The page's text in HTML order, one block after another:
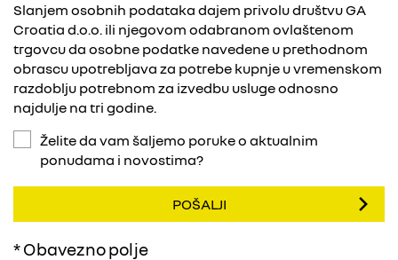
Slanjem osobnih podataka dajem privolu društvu GA
Croatia d.o.o. ili njegovom odabranom ovlaštenom
trgovcu da osobne podatke navedene u prethodnom
obrascu upotrebljava za potrebe kupnje u vremenskom
razdoblju potrebnom za izvedbu usluge odnosno
najdulje na tri godine.
Želite da vam šaljemo poruke o aktualnim
ponudama i novostima?
POŠALJI
* Obavezno polje